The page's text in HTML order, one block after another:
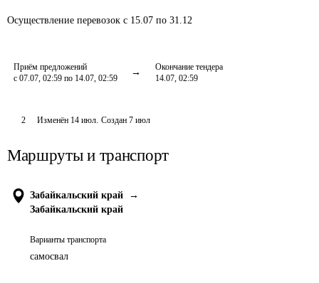
Осуществление перевозок с 15.07 по 31.12
Приём предложений
с 07.07, 02:59 по 14.07, 02:59
Окончание тендера
14.07, 02:59
2 Изменён 14 июл. Создан 7 июл
Маршруты и транспорт
Забайкальский край
→
Забайкальский край
Варианты транспорта
самосвал